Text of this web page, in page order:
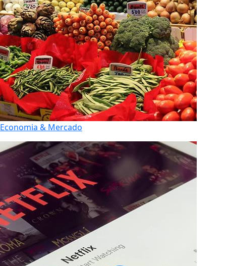
Economia & Mercado